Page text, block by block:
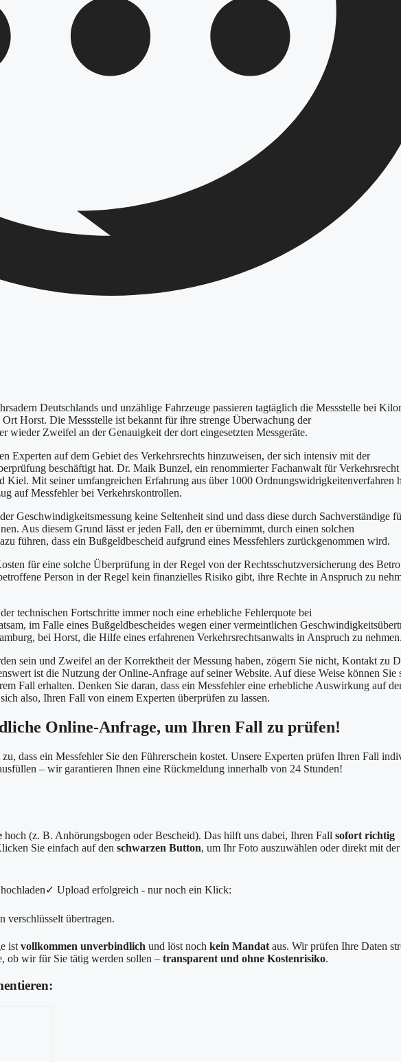
Deutschlands und unzählige Fahrzeuge passieren tagtäglich die Messstelle bei
Horst. Die Messstelle ist bekannt für ihre strenge Überwachung der
wieder Zweifel an der Genauigkeit der dort eingesetzten Messgeräte.
Experten auf dem Gebiet des Verkehrsrechts hinzuweisen, der sich intensiv mit der
beschäftigt hat. Dr. Maik Bunzel, ein renommierter Fachanwalt für Verkehrsrecht
Mit seiner umfangreichen Erfahrung aus über 1000 Ordnungswidrigkeitenverfahren
auf Messfehler bei Verkehrskontrollen.
Geschwindigkeitsmessung keine Seltenheit sind und dass diese durch Sachverständige
Aus diesem Grund lässt er jeden Fall, den er übernimmt, durch einen solchen
führen, dass ein Bußgeldbescheid aufgrund eines Messfehlers zurückgenommen wird.
für eine solche Überprüfung in der Regel von der Rechtsschutzversicherung des
Person in der Regel kein finanzielles Risiko gibt, ihre Rechte in Anspruch zu
technischen Fortschritte immer noch eine erhebliche Fehlerquote bei
im Falle eines Bußgeldbescheides wegen einer vermeintlichen
bei Horst, die Hilfe eines erfahrenen Verkehrsrechtsanwalts in Anspruch zu nehmen.
sein und Zweifel an der Korrektheit der Messung haben, zögern Sie nicht, Kontakt zu
ist die Nutzung der Online-Anfrage auf seiner Website. Auf diese Weise können Sie
Fall erhalten. Denken Sie daran, dass ein Messfehler eine erhebliche Auswirkung auf
also, Ihren Fall von einem Experten überprüfen zu lassen.
Online-Anfrage, um Ihren Fall zu prüfen!
dass ein Messfehler Sie den Führerschein kostet. Unsere Experten prüfen Ihren Fall
– wir garantieren Ihnen eine Rückmeldung innerhalb von 24 Stunden!
hoch (z. B. Anhörungsbogen oder Bescheid). Das hilft uns dabei, Ihren Fall sofort richtig
Sie einfach auf den schwarzen Button, um Ihr Foto auszuwählen oder direkt mit der
✓ Upload erfolgreich - nur noch ein Klick:
verschlüsselt übertragen.
ist vollkommen unverbindlich und löst noch kein Mandat aus. Wir prüfen Ihre Daten
ob wir für Sie tätig werden sollen – transparent und ohne Kostenrisiko.